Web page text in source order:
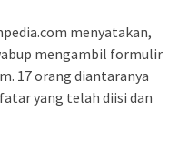
menyatakan,
mengambil formulir
17 orang diantaranya
yang telah diisi dan